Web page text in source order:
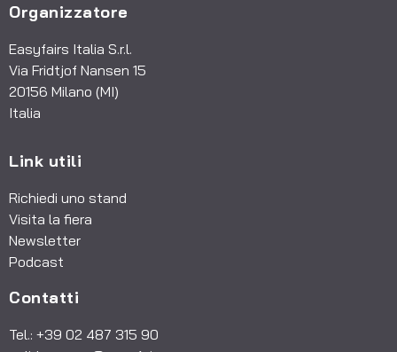
principalmente in autonomia. La nostra è
un'azienda familiare indipendente, fondata
nel 1973, ed impiega circa 250 persone in
tutto il mondo. Oltre alla sede principale
forniscono assistenza sul territorio in diverse
parti del mondo. L'elevata agilità nei processi
decisionali assicura rapidità di reazione ed
elaborazione di proposte personalizzate per
tutte le tipologie applicative: dai prodotti
aste a carico di punta e la tecnologia dello
Organizzatore
Easyfairs Italia S.r.l.
Via Fridtjof Nansen 15
20156 Milano (MI)
Italia
Link utili
Richiedi uno stand
Visita la fiera
Newsletter
Podcast
Contatti
Tel.: +39 02 487 315 90